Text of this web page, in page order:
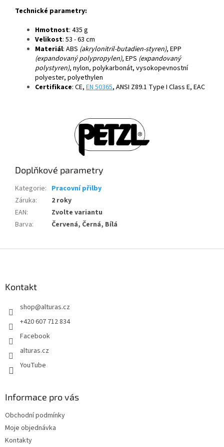
Technické parametry:
Hmotnost: 435 g
Velikost: 53 - 63 cm
Materiál: ABS (akrylonitril-butadien-styren), EPP
(expandovaný polypropylen), EPS (expandovaný
polystyren), nylon, polykarbonát, vysokopevnostní
polyester, polyethylen
Certifikace: CE, EN 50365, ANSI Z89.1 Type I Class E, EAC
Doplňkové parametry
Kategorie: Pracovní přilby
Záruka:
2 roky
EAN:
Zvolte variantu
Barva: Červená, Černá, Bílá
Kontakt
shop@alturas.cz
+420 607 712 834
Facebook
alturas.cz
YouTube
Informace pro vás
Obchodní podmínky
Moje objednávka
Kontakty